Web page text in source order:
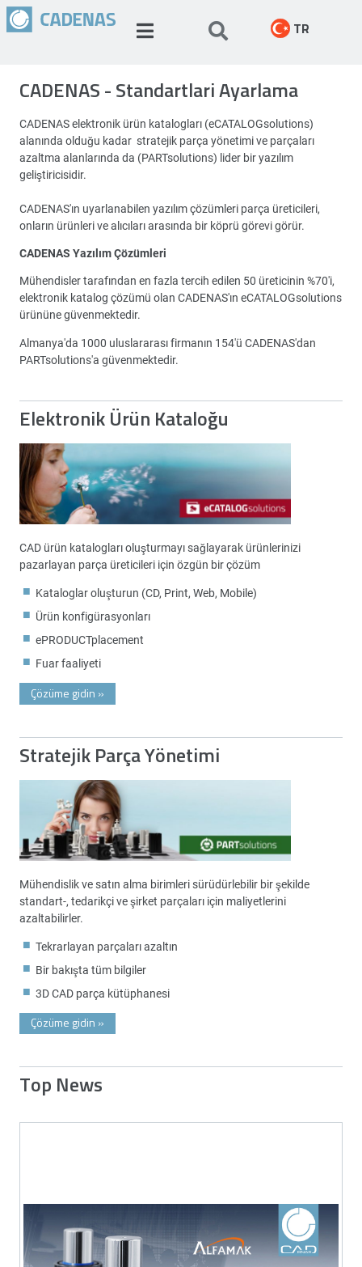
TR
CADENAS - Standartlari Ayarlama
CADENAS elektronik ürün katalogları (eCATALOGsolutions)
alanında olduğu kadar stratejik parça yönetimi ve parçaları
azaltma alanlarında da (PARTsolutions) lider bir yazılım
geliştiricisidir.
CADENAS'ın uyarlanabilen yazılım çözümleri parça üreticileri,
onların ürünleri ve alıcıları arasında bir köprü görevi görür.
CADENAS Yazılım Çözümleri
Mühendisler tarafından en fazla tercih edilen 50 üreticinin %70'i,
elektronik katalog çözümü olan CADENAS'ın eCATALOGsolutions
ürününe güvenmektedir.
Almanya'da 1000 uluslararası firmanın 154'ü CADENAS'dan
PARTsolutions'a güvenmektedir.
Elektronik Ürün Kataloğu
CAD ürün katalogları oluşturmayı sağlayarak ürünlerinizi
pazarlayan parça üreticileri için özgün bir çözüm
Kataloglar oluşturun (CD, Print, Web, Mobile)
Ürün konfigürasyonları
ePRODUCTplacement
Fuar faaliyeti
Çözüme gidin »
Stratejik Parça Yönetimi
Mühendislik ve satın alma birimleri sürüdürlebilir bir şekilde
standart-, tedarikçi ve şirket parçaları için maliyetlerini
azaltabilirler.
Tekrarlayan parçaları azaltın
Bir bakışta tüm bilgiler
3D CAD parça kütüphanesi
Çözüme gidin »
Top News